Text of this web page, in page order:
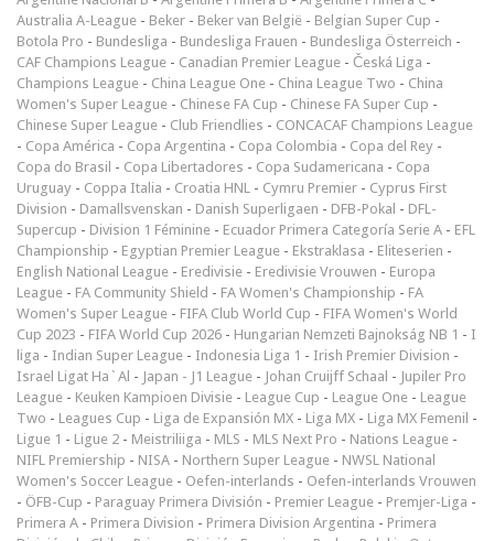
Australia A-League - Beker - Beker van België - Belgian Super Cup -
Botola Pro - Bundesliga - Bundesliga Frauen - Bundesliga Österreich -
CAF Champions League - Canadian Premier League - Česká Liga -
Champions League - China League One - China League Two - China
Women's Super League - Chinese FA Cup - Chinese FA Super Cup -
Chinese Super League - Club Friendlies - CONCACAF Champions League
- Copa América - Copa Argentina - Copa Colombia - Copa del Rey -
Copa do Brasil - Copa Libertadores - Copa Sudamericana - Copa
Uruguay - Coppa Italia - Croatia HNL - Cymru Premier - Cyprus First
Division - Damallsvenskan - Danish Superligaen - DFB-Pokal - DFL-
Supercup - Division 1 Féminine - Ecuador Primera Categoría Serie A - EFL
Championship - Egyptian Premier League - Ekstraklasa - Eliteserien -
English National League - Eredivisie - Eredivisie Vrouwen - Europa
League - FA Community Shield - FA Women's Championship - FA
Women's Super League - FIFA Club World Cup - FIFA Women's World
Cup 2023 - FIFA World Cup 2026 - Hungarian Nemzeti Bajnokság NB 1 - I
liga - Indian Super League - Indonesia Liga 1 - Irish Premier Division -
Israel Ligat Ha`Al - Japan - J1 League - Johan Cruijff Schaal - Jupiler Pro
League - Keuken Kampioen Divisie - League Cup - League One - League
Two - Leagues Cup - Liga de Expansión MX - Liga MX - Liga MX Femenil -
Ligue 1 - Ligue 2 - Meistriliiga - MLS - MLS Next Pro - Nations League -
NIFL Premiership - NISA - Northern Super League - NWSL National
Women's Soccer League - Oefen-interlands - Oefen-interlands Vrouwen
- ÖFB-Cup - Paraguay Primera División - Premier League - Premjer-Liga -
Primera A - Primera Division - Primera Division Argentina - Primera